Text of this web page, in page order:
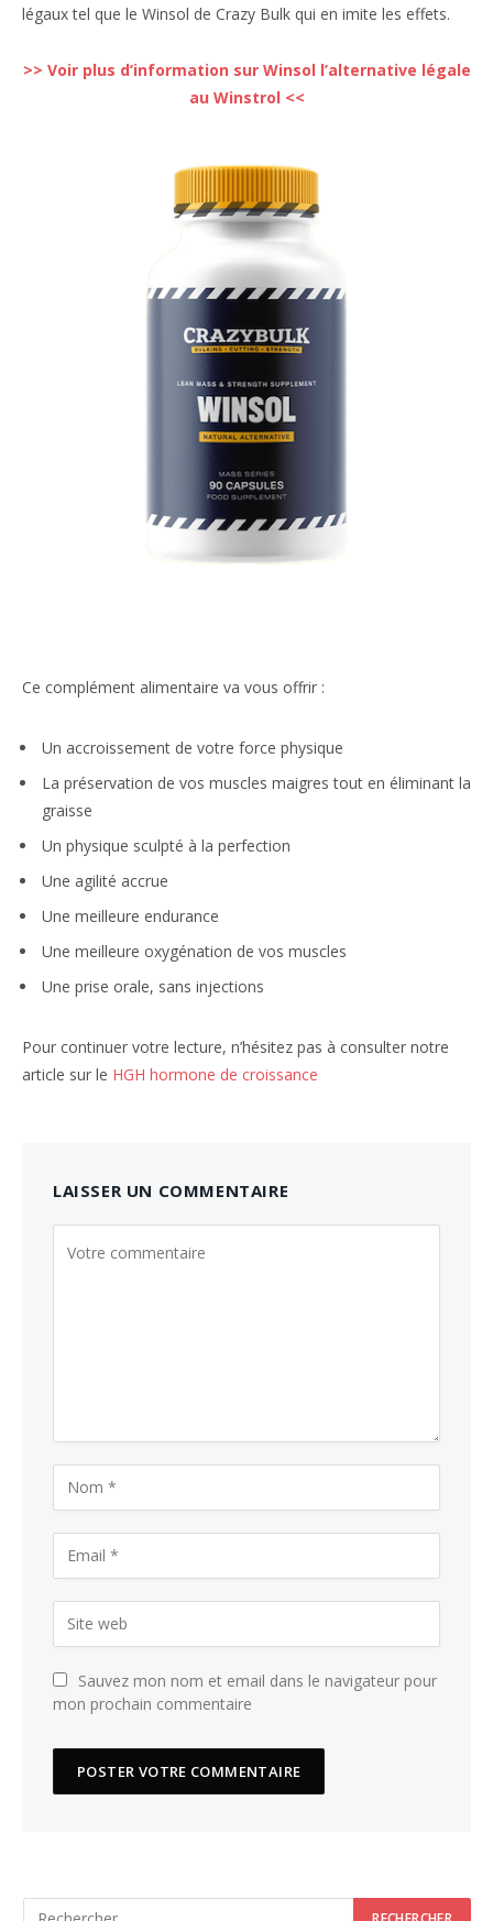
légaux tel que le Winsol de Crazy Bulk qui en imite les effets.
>> Voir plus d’information sur Winsol l’alternative légale
au Winstrol <<
Ce complément alimentaire va vous offrir :
Un accroissement de votre force physique
La préservation de vos muscles maigres tout en éliminant la
graisse
Un physique sculpté à la perfection
Une agilité accrue
Une meilleure endurance
Une meilleure oxygénation de vos muscles
Une prise orale, sans injections
Pour continuer votre lecture, n’hésitez pas à consulter notre
article sur le HGH hormone de croissance
LAISSER UN COMMENTAIRE
Sauvez mon nom et email dans le navigateur pour
mon prochain commentaire